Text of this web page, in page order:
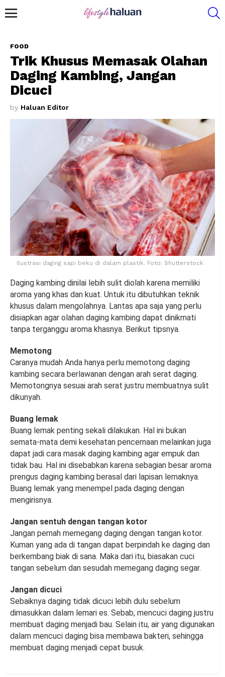
FOOD
Trik Khusus Memasak Olahan
Daging Kambing, Jangan
Dicuci
by Haluan Editor
Ilustrasi daging sapi beku di dalam plastik. Foto: Shutterstock
Daging kambing dinilai lebih sulit diolah karena memiliki
aroma yang khas dan kuat. Untuk itu dibutuhkan teknik
khusus dalam mengolahnya. Lantas apa saja yang perlu
disiapkan agar olahan daging kambing dapat dinikmati
tanpa terganggu aroma khasnya. Berikut tipsnya.
Memotong
Caranya mudah Anda hanya perlu memotong daging
kambing secara berlawanan dengan arah serat daging.
Memotongnya sesuai arah serat justru membuatnya sulit
dikunyah.
Buang lemak
Buang lemak penting sekali dilakukan. Hal ini bukan
semata-mata demi kesehatan pencernaan melainkan juga
dapat jadi cara masak daging kambing agar empuk dan
tidak bau. Hal ini disebabkan karena sebagian besar aroma
prengus daging kambing berasal dari lapisan lemaknya.
Buang lemak yang menempel pada daging dengan
mengirisnya.
Jangan sentuh dengan tangan kotor
Jangan pernah memegang daging dengan tangan kotor.
Kuman yang ada di tangan dapat berpindah ke daging dan
berkembang biak di sana. Maka dari itu, biasakan cuci
tangan sebelum dan sesudah memegang daging segar.
Jangan dicuci
Sebaiknya daging tidak dicuci lebih dulu sebelum
dimasukkan dalam lemari es. Sebab, mencuci daging justru
membuat daging menjadi bau. Selain itu, air yang digunakan
dalam mencuci daging bisa membawa bakteri, sehingga
membuat daging menjadi cepat busuk.